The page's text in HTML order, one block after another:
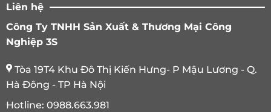
Liên hệ
Công Ty TNHH Sản Xuất & Thương Mại Công
Nghiệp 3S
Tòa 19T4 Khu Đô Thị Kiến Hưng- P Mậu Lương - Q.
Hà Đông - TP Hà Nội
Hotline: 0988.663.981